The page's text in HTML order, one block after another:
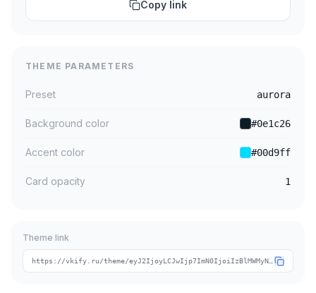
Copy link
THEME PARAMETERS
Preset aurora
Background color #0e1c26
Accent color #00d9ff
Card opacity 1
Theme link